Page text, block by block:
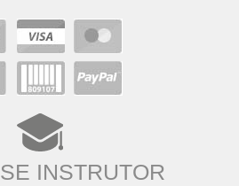
INSTRUTOR